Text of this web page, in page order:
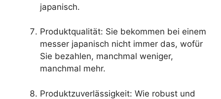
japanisch.
Produktqualität: Sie bekommen bei einem
messer japanisch nicht immer das, wofür
Sie bezahlen, manchmal weniger,
manchmal mehr.
Produktzuverlässigkeit: Wie robust und